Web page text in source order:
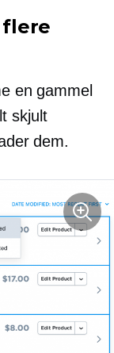
en gammel
skjult
dem.